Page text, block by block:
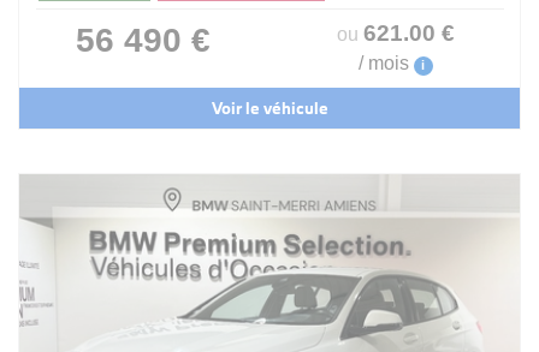
56 490 € ou 621.00 €
/ mois i
Voir le véhicule